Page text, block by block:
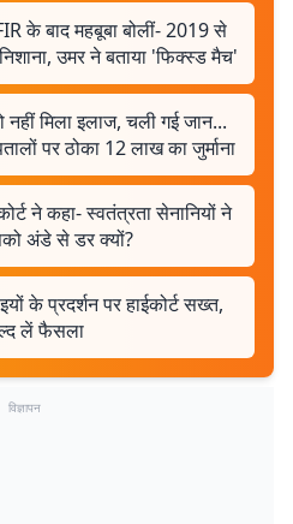
के बाद महबूबा बोलीं- 2019 से
उमर ने बताया 'फिक्स्ड मैच'
नहीं मिला इलाज, चली गई जान...
पर ठोका 12 लाख का जुर्माना
ने कहा- स्वतंत्रता सेनानियों ने
अंडे से डर क्यों?
के प्रदर्शन पर हाईकोर्ट सख्त,
लें फैसला
विज्ञापन